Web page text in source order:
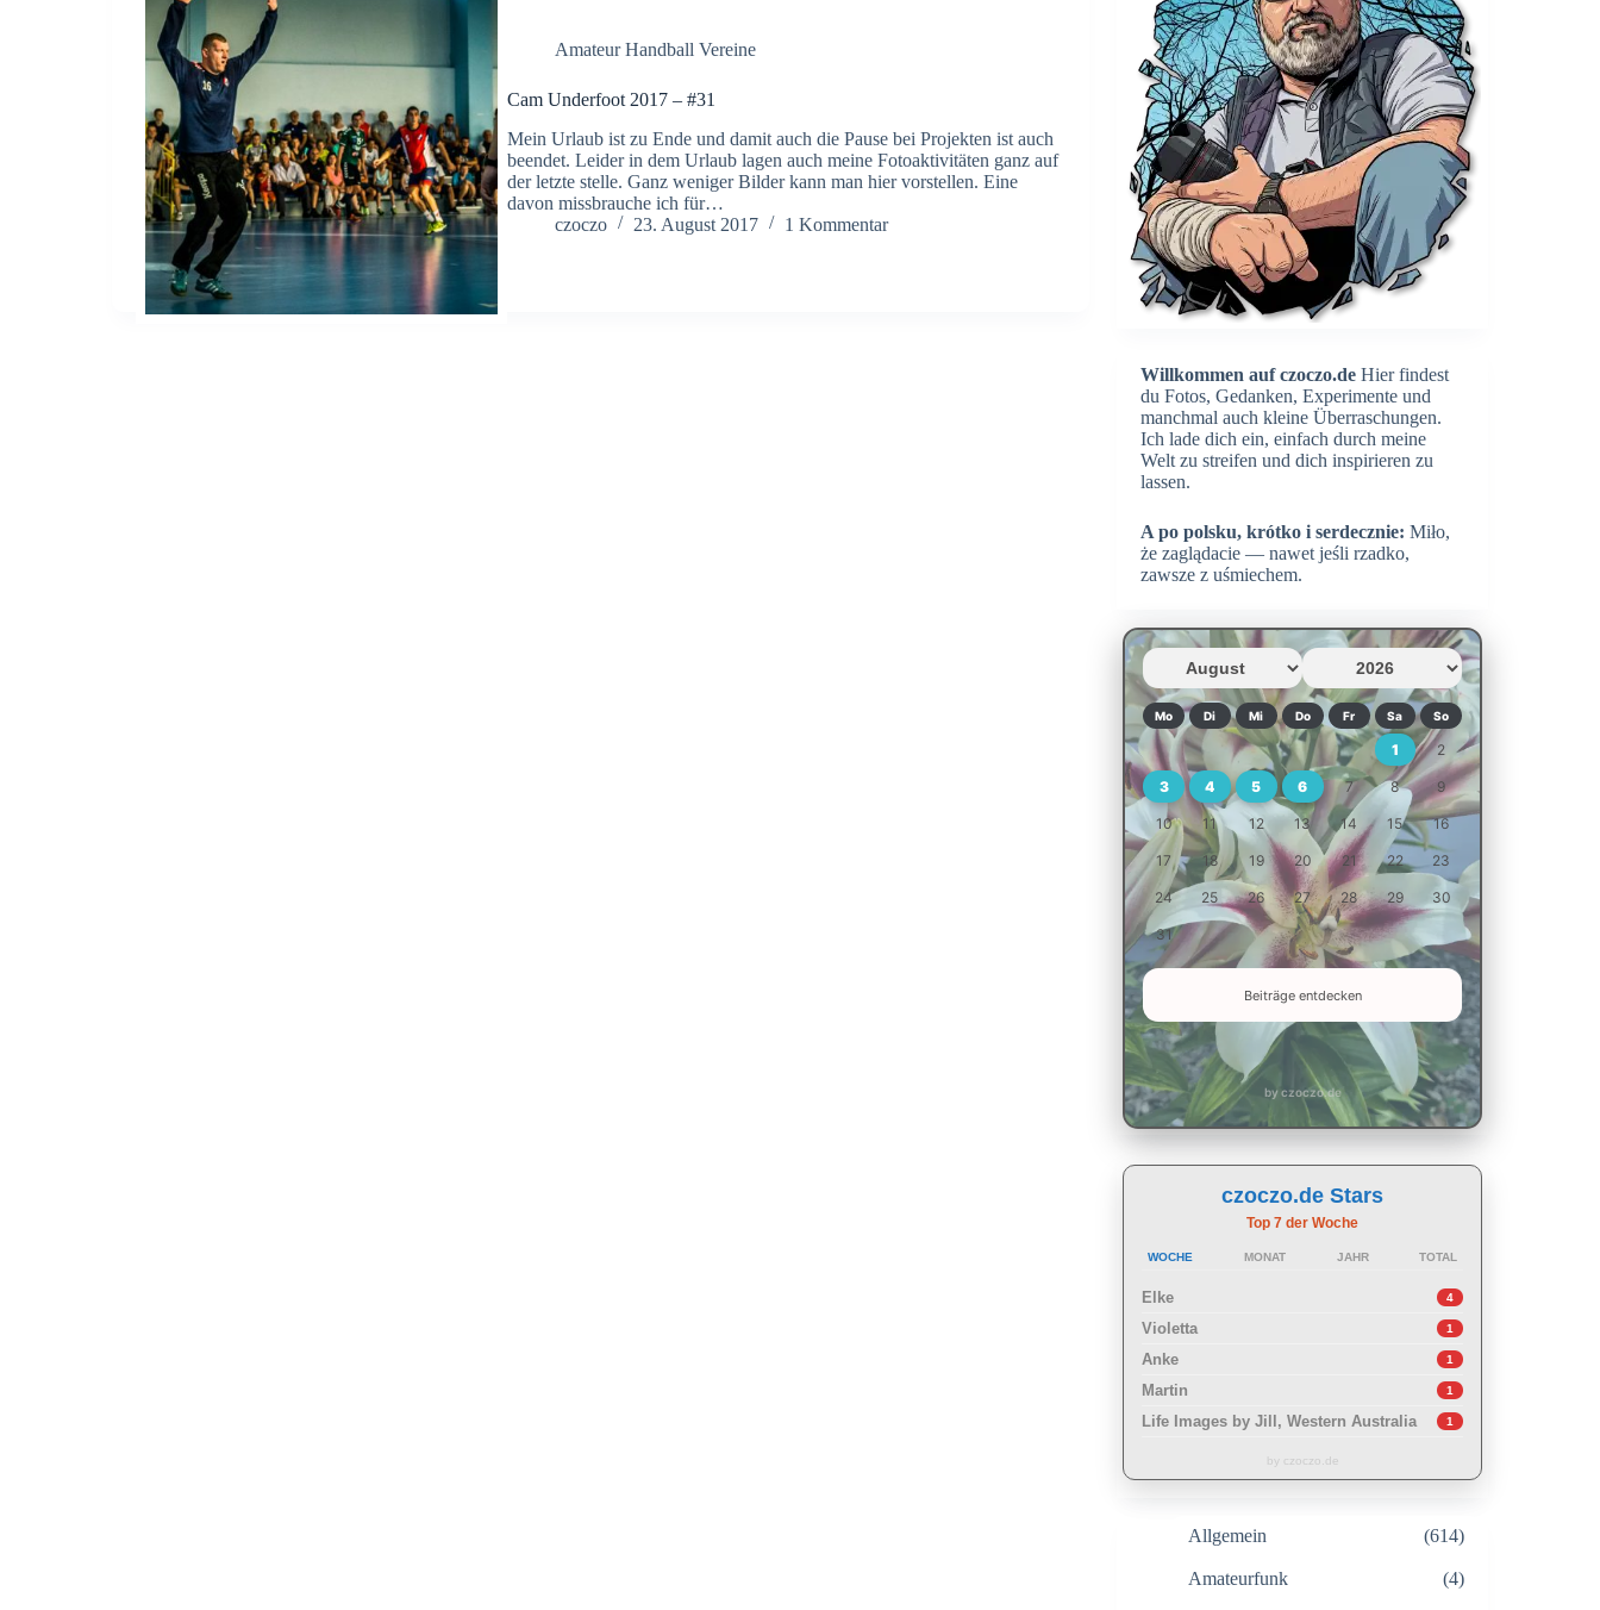
Amateur Handball Vereine
Cam Underfoot 2017 – #31
Mein Urlaub ist zu Ende und damit auch die Pause bei Projekten ist auch
beendet. Leider in dem Urlaub lagen auch meine Fotoaktivitäten ganz auf
der letzte stelle. Ganz weniger Bilder kann man hier vorstellen. Eine
davon missbrauche ich für…
czoczo
23. August 2017 1 Kommentar
Willkommen auf czoczo.de Hier findest
du Fotos, Gedanken, Experimente und
manchmal auch kleine Überraschungen.
Ich lade dich ein, einfach durch meine
Welt zu streifen und dich inspirieren zu
lassen.
A po polsku, krótko i serdecznie: Miło,
że zaglądacie — nawet jeśli rzadko,
zawsze z uśmiechem.
Mo Di Mi Do Fr Sa So
1 2
3 4 5 6 7 8 9
10 11 12 13 14 15 16
17 18 19 20 21 22 23
24 25 26 27 28 29 30
31
Beiträge entdecken
by czoczo.de
czoczo.de Stars
Top 7 der Woche
WOCHE MONAT JAHR TOTAL
Elke 4
Violetta 1
Anke 1
Martin 1
Life Images by Jill, Western Australia 1
by czoczo.de
Allgemein (614)
Amateurfunk (4)